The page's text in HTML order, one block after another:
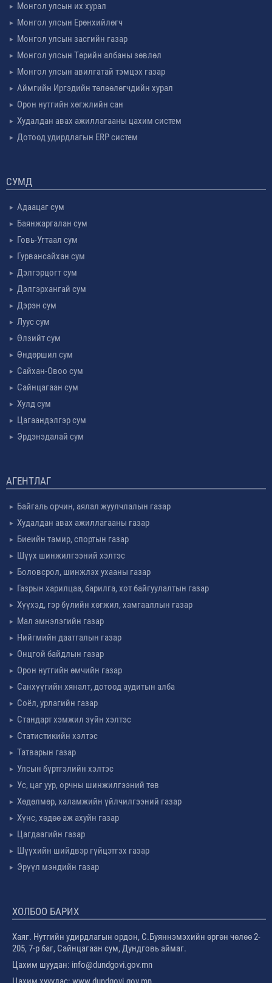
Монгол улсын их хурал
Монгол улсын Ерөнхийлөгч
Монгол улсын засгийн газар
Монгол улсын Төрийн албаны зөвлөл
Монгол улсын авилгатай тэмцэх газар
Аймгийн Иргэдийн төлөөлөгчдийн хурал
Орон нутгийн хөгжлийн сан
Худалдан авах ажиллагааны цахим систем
Дотоод удирдлагын ERP систем
СУМД
Адаацаг сум
Баянжаргалан сум
Говь-Угтаал сум
Гурвансайхан сум
Дэлгэрцогт сум
Дэлгэрхангай сум
Дэрэн сум
Луус сум
Өлзийт сум
Өндөршил сум
Сайхан-Овоо сум
Сайнцагаан сум
Хулд сум
Цагаандэлгэр сум
Эрдэнэдалай сум
АГЕНТЛАГ
Байгаль орчин, аялал жуулчлалын газар
Худалдан авах ажиллагааны газар
Биеийн тамир, спортын газар
Шүүх шинжилгээний хэлтэс
Боловсрол, шинжлэх ухааны газар
Газрын харилцаа, барилга, хот байгуулалтын газар
Хүүхэд, гэр бүлийн хөгжил, хамгааллын газар
Мал эмнэлэгийн газар
Нийгмийн даатгалын газар
Онцгой байдлын газар
Орон нутгийн өмчийн газар
Санхүүгийн хяналт, дотоод аудитын алба
Соёл, урлагийн газар
Стандарт хэмжил зүйн хэлтэс
Статистикийн хэлтэс
Татварын газар
Улсын бүртгэлийн хэлтэс
Ус, цаг уур, орчны шинжилгээний төв
Хөдөлмөр, халамжийн үйлчилгээний газар
Хүнс, хөдөө аж ахуйн газар
Цагдаагийн газар
Шүүхийн шийдвэр гүйцэтгэх газар
Эрүүл мэндийн газар
ХОЛБОО БАРИХ
Хаяг. Нутгийн удирдлагын ордон, С.Буяннэмэхийн өргөн чөлөө 2-
205, 7-р баг, Сайнцагаан сум, Дундговь аймаг.
Цахим шуудан: info@dundgovi.gov.mn